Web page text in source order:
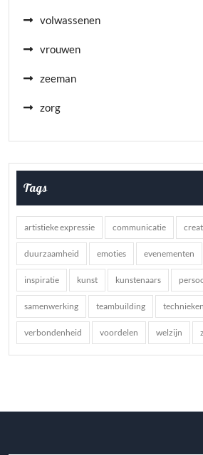
volwassenen
vrouwen
zeeman
zorg
Tags
artistieke expressie communicatie
duurzaamheid emoties evenementen
inspiratie kunst kunstenaars
samenwerking teambuilding technieken
verbondenheid voordelen welzijn